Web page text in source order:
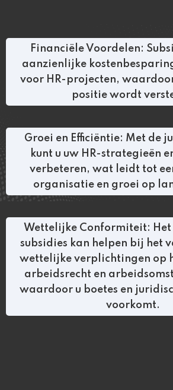
Financiële Voordelen:
aanzienlijke
voor HR-projecten,
positie wordt
Groei en Efficiëntie: Met de
kunt u uw HR-strategieën
verbeteren, wat leidt tot
organisatie en groei op
Wettelijke Conformiteit: Het
subsidies kan helpen bij het
wettelijke verplichtingen op
arbeidsrecht en
waardoor u boetes en
voorkomt.